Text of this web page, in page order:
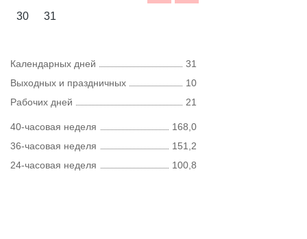
30
31
Календарных дней
31
Выходных и праздничных
10
Рабочих дней
21
40-часовая неделя
168,0
36-часовая неделя
151,2
24-часовая неделя
100,8